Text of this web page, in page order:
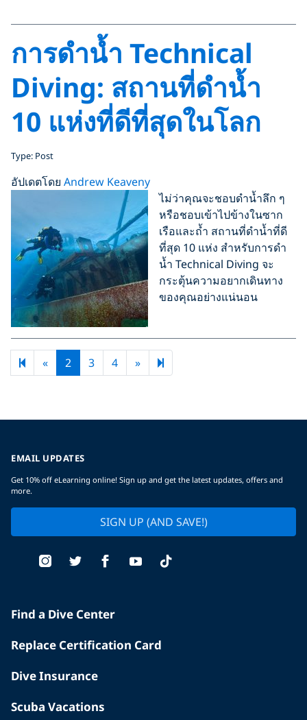
การดำน้ำ Technical
Diving: สถานที่ดำน้ำ
10 แห่งที่ดีที่สุดในโลก
Type: Post
อัปเดตโดย Andrew Keaveny
ไม่ว่าคุณจะชอบดำน้ำลึก ๆ
หรือชอบเข้าไปข้างในซาก
เรือและถ้ำ สถานที่ดำน้ำที่ดี
ที่สุด 10 แห่ง สำหรับการดำ
น้ำ Technical Diving จะ
กระตุ้นความอยากเดินทาง
ของคุณอย่างแน่นอน
«Previous page
2 3 4 »Next page
7
EMAIL UPDATES
Get 10% off eLearning online! Sign up and get the latest updates, offers and
more.
SIGN UP (AND SAVE!)
Find a Dive Center
Replace Certification Card
Dive Insurance
Scuba Vacations